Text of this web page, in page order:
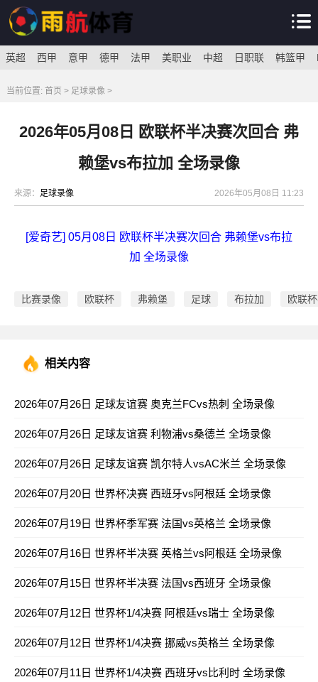
英超 西甲 意甲 德甲 法甲 美职业 中超 日职联 韩篮甲
当前位置: 首页 > 足球录像>
2026年05月08日 欧联杯半决赛次回合 弗
赖堡vs布拉加 全场录像
来源： 足球录像 2026年05月08日 11:23
[爱奇艺] 05月08日 欧联杯半决赛次回合 弗赖堡vs布拉
加 全场录像
比赛录像 欧联杯 弗赖堡 足球 布拉加 欧联
相关内容
2026年07月26日 足球友谊赛 奥克兰FCvs热刺 全场录像
2026年07月26日 足球友谊赛 利物浦vs桑德兰 全场录像
2026年07月26日 足球友谊赛 凯尔特人vsAC米兰 全场录像
2026年07月20日 世界杯决赛 西班牙vs阿根廷 全场录像
2026年07月19日 世界杯季军赛 法国vs英格兰 全场录像
2026年07月16日 世界杯半决赛 英格兰vs阿根廷 全场录像
2026年07月15日 世界杯半决赛 法国vs西班牙 全场录像
2026年07月12日 世界杯1/4决赛 阿根廷vs瑞士 全场录像
2026年07月12日 世界杯1/4决赛 挪威vs英格兰 全场录像
2026年07月11日 世界杯1/4决赛 西班牙vs比利时 全场录像